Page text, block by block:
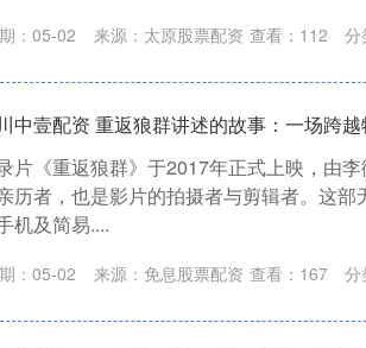
：05-02 来源：太原股票配资 查看： 112 分
中壹配资 重返狼群讲述的故事：一场跨
片《重返狼群》于2017年正式上映，由
历者，也是影片的拍摄者与剪辑者。这
机及简易....
：05-02 来源：免息股票配资 查看： 167 分